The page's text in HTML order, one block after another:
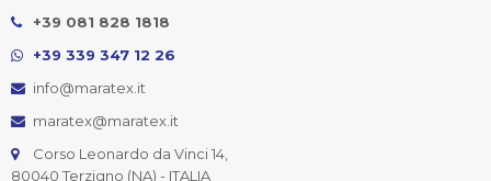
+39 081 828 1818
+39 339 347 12 26
info@maratex.it
maratex@maratex.it
Corso Leonardo da Vinci 14,
80040 Terzigno (NA) - ITALIA